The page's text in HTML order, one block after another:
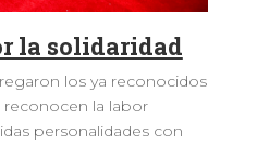
la solidaridad
los ya reconocidos
reconocen la labor
personalidades con